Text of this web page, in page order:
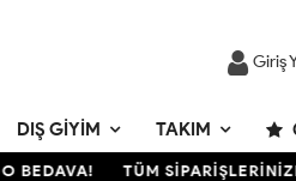
Giriş
DIŞ GIYIM TAKIM
TÜM SİPARİŞLERİNİZDE